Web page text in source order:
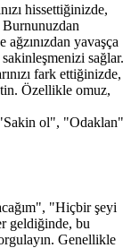
hissettiğinizde,
Burnunuzdan
yavaşça
sakinleşmenizi sağlar.
fark ettiğinizde,
Özellikle omuz,
ol", "Odaklan"
"Hiçbir şeyi
geldiğinde, bu
Genellikle